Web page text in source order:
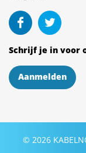
Schrijf je in voor
Aanmelden
© 2026